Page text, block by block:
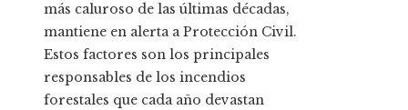
más caluroso de las últimas décadas,
mantiene en alerta a Protección Civil.
Estos factores son los principales
responsables de los incendios
forestales que cada año devastan